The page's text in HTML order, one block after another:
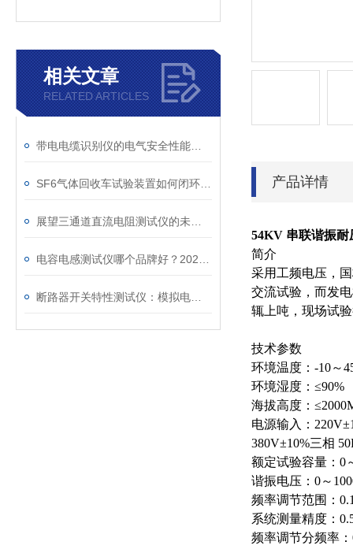
相关文章
RELATED ARTICLES
产品详情
54KV 串联谐振耐
简介
采用工频电压，
交流试验，而发
辄上吨，现场试
技术参数
环境温度：-10～
环境湿度：≤90%
海拔高度：
电源输入：
380V±10%三相
额定试验容量：0
谐振电压：0～
频率调节范围：
系统测量精度：
频率调节分频率：